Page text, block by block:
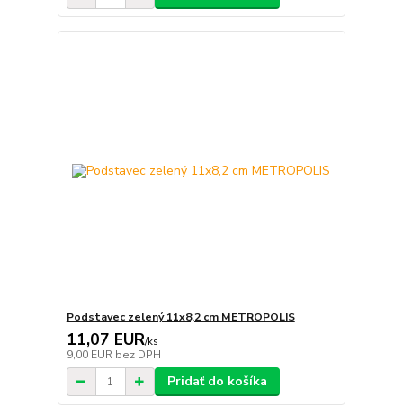
Podstavec zelený 11x8,2 cm METROPOLIS
11,07 EUR/ks
9,00 EUR bez DPH
Pridať do košíka